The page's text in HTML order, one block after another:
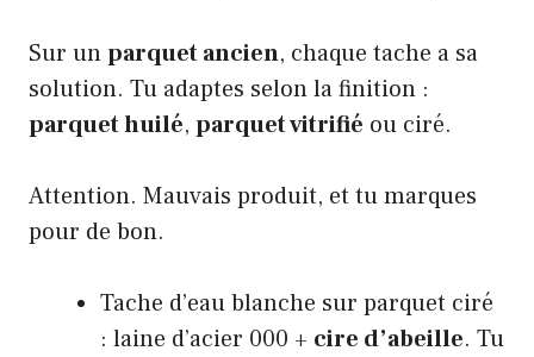
Sur unparquet ancien, chaque tache a sa
solution. Tu adaptes selon la finition :
parquet huilé, parquet vitrifié ou ciré.
Attention. Mauvais produit, et tu marques
pour de bon.
Tache d’eau blanche sur parquet ciré
: laine d’acier 000 + cire d’abeille. Tu